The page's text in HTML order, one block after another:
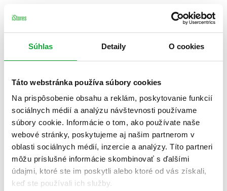
Súhlas Detaily O cookies
Táto webstránka používa súbory cookies
Na prispôsobenie obsahu a reklám, poskytovanie funkcií
sociálnych médií a analýzu návštevnosti používame
súbory cookie. Informácie o tom, ako používate naše
webové stránky, poskytujeme aj našim partnerom v
oblasti sociálnych médií, inzercie a analýzy. Títo partneri
môžu príslušné informácie skombinovať s ďalšími
údajmi, ktoré ste im poskytli alebo ktoré od vás získali,
keď ste používali ich služby.